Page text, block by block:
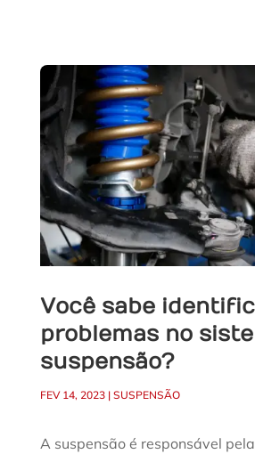
Você sabe
problemas no
suspensão?
FEV 14, 2023| SUSPENSÃO
A suspensão é responsável